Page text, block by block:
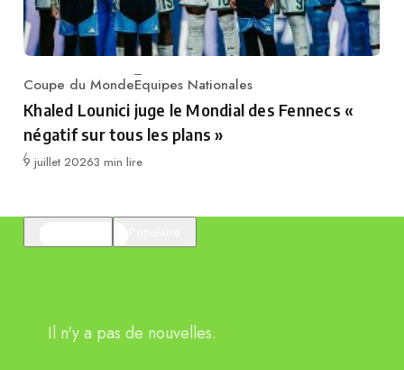
Category
Coupe du MondeEquipes Nationales
Khaled Lounici juge le Mondial des Fennecs «
négatif sur tous les plans »
Publié
9 juillet 20263 min lire
Il n'y a pas de nouvelles.